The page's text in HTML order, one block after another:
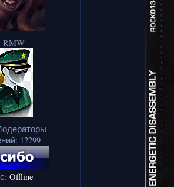
RMW
12299
Offline